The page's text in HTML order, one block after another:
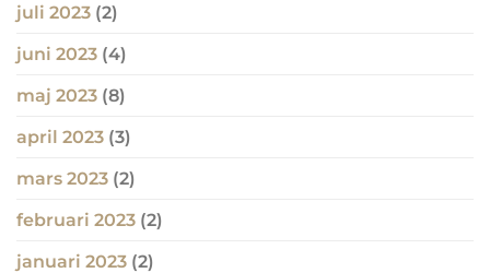
juli 2023 (2)
juni 2023 (4)
maj 2023 (8)
april 2023 (3)
mars 2023 (2)
februari 2023 (2)
januari 2023 (2)